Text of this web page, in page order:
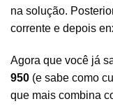
na solução.
corrente e depois
Agora que você já
950 (e sabe como
que mais combina